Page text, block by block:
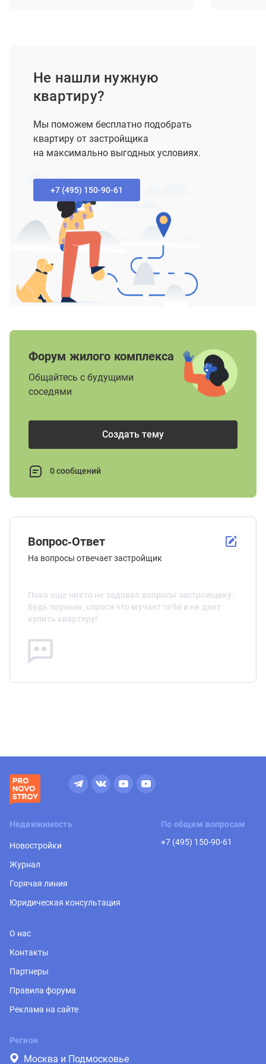
Форум жилого комплекса
Общайтесь с будущими
соседями
Создать тему
0 сообщений
Вопрос-Ответ
На вопросы отвечает застройщик
Пока еще никто не задавал вопросы застройщику.
Будь первым, спроси что мучает тебя и не дает
купить квартиру!
Не нашли нужную
квартиру?
Мы поможем бесплатно подобрать
квартиру от застройщика
на максимально выгодных условиях.
+7 (495) 150-90-61‬
Недвижимость
Новостройки
Журнал
Горячая линия
Юридическая консультация
По общим вопросам
+7 (495) 150-90-61
О нас
Контакты
Партнеры
Правила форума
Реклама на сайте
Регион
Москва и Подмосковье